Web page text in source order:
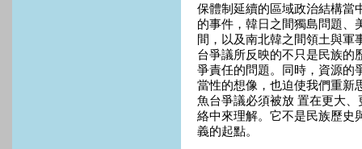
保體制延續的區域政治結構當
的事件，韓日之間獨島問題、
間，以及南北韓之間領土與軍
台爭議所反映的不只是民族的
爭責任的問題。同時，資源的
當性的想像，也迫使我們重新
魚台爭議必須被放 置在更大
絡中來理解。它不是民族歷史
義的起點。